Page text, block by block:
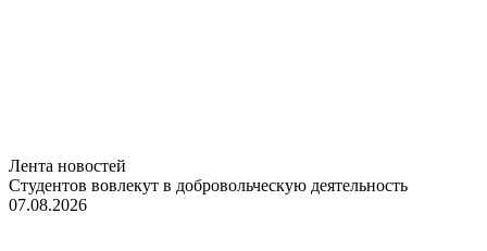
Лента новостей
Студентов вовлекут в добровольческую деятельность
07.08.2026